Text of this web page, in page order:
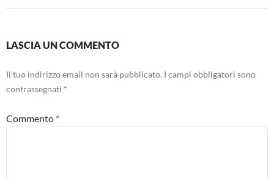
LASCIA UN COMMENTO
Il tuo indirizzo email non sarà pubblicato. I campi obbligatori sono
contrassegnati *
Commento *